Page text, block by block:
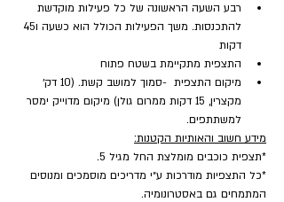
רבע השעה הראשונה של כל פעילות מוקדשת
דקות
התצפית מתקיימת בשטח פתוח
מיקום התצפית  -סמוך למושב קשת. (10 דק׳
מקצרין, 15 דקות ממרום גולן) מיקום מדוייק ימסר
למשתתפים.
מידע חשוב והאותיות הקטנות:
*תצפית כוכבים מומלצת החל מגיל 5.
*כל התצפיות מודרכות ע״י מדריכים מוסמכים ומנוסים
המתמחים גם באסטרונומיה.